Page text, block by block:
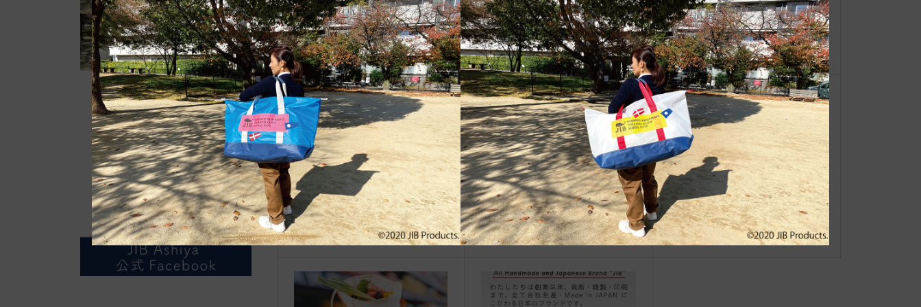
自治体アワード Bronze受賞
☆JIB Group Info☆20/9/28~【重
要】JIB本店・船坂店限定カラーオ
ーダーサービス休止...
JIBホームページ リニューアルオー
プン！
●Event Info●19/10/16～ 宝塚阪急に
てJIBフェア開催！
☆JIB Group Info☆21/5/1〜31
【重要】JIB直営店 営業時間短縮
の期間延長について
●Event Info●25/7/2～ 近鉄百貨店上
本町店にてJIBフェア開催！